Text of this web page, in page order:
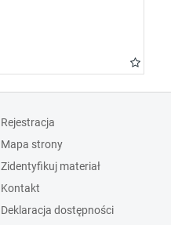
Rejestracja
Mapa strony
Zidentyfikuj materiał
Kontakt
Deklaracja dostępności